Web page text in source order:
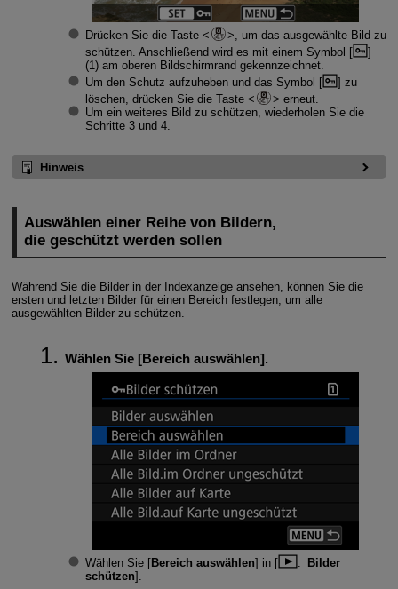
Drücken Sie die Taste
, um das ausgewählte Bild zu
schützen. Anschließend wird es mit einem Symbol [
]
(1) am oberen Bildschirmrand gekennzeichnet.
Um den Schutz aufzuheben und das Symbol [
] zu
löschen, drücken Sie die Taste
erneut.
Um ein weiteres Bild zu schützen, wiederholen Sie die
Schritte 3 und 4.
Hinweis
Auswählen einer Reihe von Bildern,
die geschützt werden sollen
Während Sie die Bilder in der Indexanzeige ansehen, können Sie die
ersten und letzten Bilder für einen Bereich festlegen, um alle
ausgewählten Bilder zu schützen.
Wählen Sie [Bereich auswählen].
Wählen Sie [Bereich auswählen] in [ :
Bilder
schützen].